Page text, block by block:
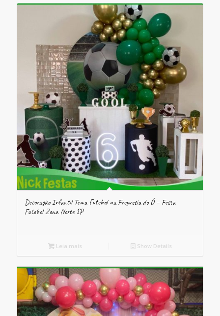
Decoração Infantil Tema Futebol na Freguesia do Ó – Festa
Futebol Zona Norte SP
Leia mais Show Details